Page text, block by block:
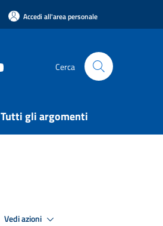
Accedi all'area personale
Cerca
Tutti gli argomenti
Vedi azioni